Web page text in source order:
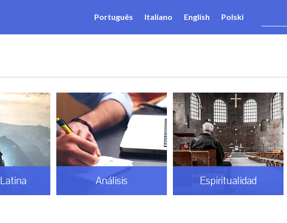
Português Italiano English Polski
Análisis Espiritualidad